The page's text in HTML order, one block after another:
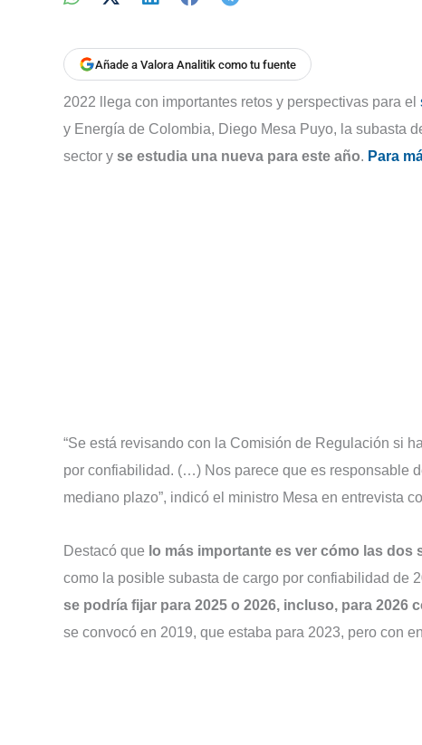
Añade a Valora Analitik como tu fuente
2022 llega con importantes retos y perspectivas para el
y Energía de Colombia, Diego Mesa Puyo, la subasta
sector y se estudia una nueva para este año. Para
“Se está revisando con la Comisión de Regulación si
por confiabilidad. (…) Nos parece que es responsable
mediano plazo”, indicó el ministro Mesa en entrevista
Destacó que lo más importante es ver cómo las dos
como la posible subasta de cargo por confiabilidad de
se podría fijar para 2025 o 2026, incluso, para 2026
se convocó en 2019, que estaba para 2023, pero con